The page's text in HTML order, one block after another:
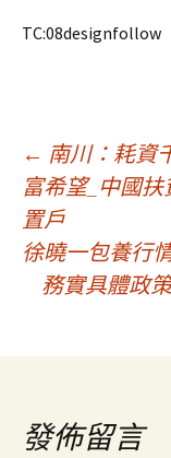
TC:08designfollow
文
章
導
覽
← 南川：耗資
富希望_中國
置戶
徐曉一包養行
務實具體政
發佈留言